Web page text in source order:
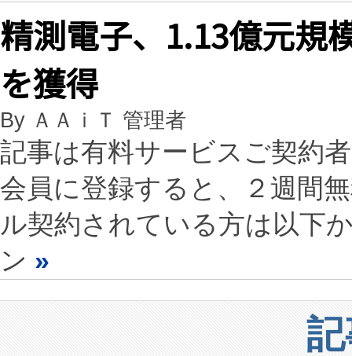
精測電子、1.13億元規
を獲得
By ＡＡｉＴ 管理者
記事は有料サービスご契約
会員に登録すると、２週間
ル契約されている方は以下
ン »